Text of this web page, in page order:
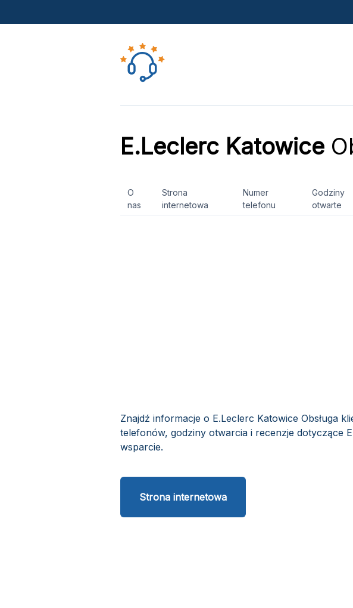
E.Leclerc Katowice
O
nas
Strona
internetowa
Numer
telefonu
Godziny
otwarte
Znajdź informacje o E.Leclerc Katowice Obsługa
telefonów, godziny otwarcia i recenzje dotyczące
wsparcie.
Strona internetowa